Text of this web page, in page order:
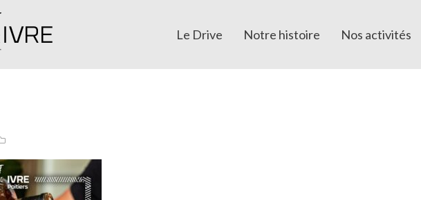
Le Drive Notre histoire Nos activités